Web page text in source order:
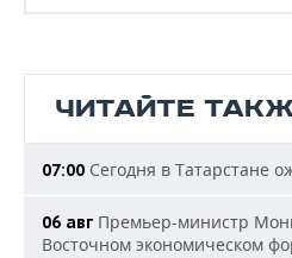
ЧИТАЙТЕ
07:00 Сегодня в Татарстане
06 авг Премьер-министр
Восточном экономическом